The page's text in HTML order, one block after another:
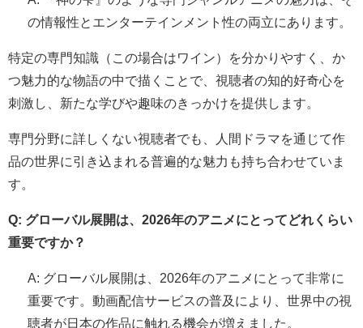
の情報性とエンターテインメント性の両立にあります。
特定の専門知識（この場合はワイン）を分かりやすく、か
つ魅力的な物語の中で描くことで、視聴者の知的好奇心を
刺激し、新たな学びや趣味のきっかけを提供します。
専門分野に詳しくない視聴者でも、人間ドラマを通じて作
品の世界に引き込まれる普遍的な魅力も持ち合わせていま
す。
Q: グローバル展開は、2026年のアニメにとってどれくらい
重要ですか？
A: グローバル展開は、2026年のアニメにとって非常に
重要です。動画配信サービスの普及により、世界中の視
聴者が日本の作品に触れる機会が増えました。